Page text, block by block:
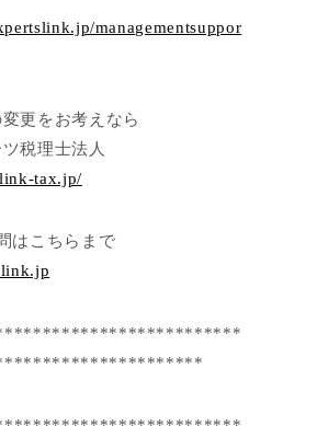
managementsuppor
更をお考えなら
税理士法人
tax.jp/
はこちらまで